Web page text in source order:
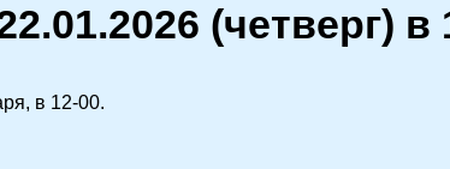
(четверг) в
в 12-00.